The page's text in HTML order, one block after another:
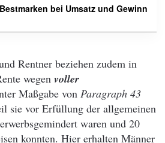
bei Umsatz und Gewinn
Rentner beziehen zudem in
wegen voller
Maßgabe von Paragraph 43
sie vor Erfüllung der allgemeinen
waren und 20
konnten. Hier erhalten Männer